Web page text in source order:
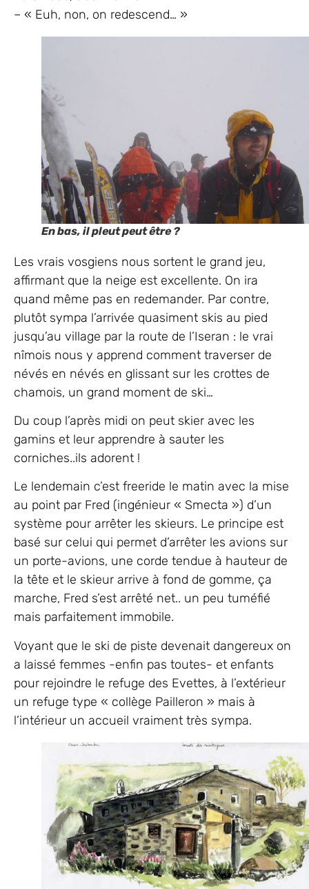
– « Euh, non, on redescend… »
En bas, il pleut peut être ?
Les vrais vosgiens nous sortent le grand jeu,
affirmant que la neige est excellente. On ira
quand même pas en redemander. Par contre,
plutôt sympa l’arrivée quasiment skis au pied
jusqu’au village par la route de l’Iseran : le vrai
nîmois nous y apprend comment traverser de
névés en névés en glissant sur les crottes de
chamois, un grand moment de ski…
Du coup l’après midi on peut skier avec les
gamins et leur apprendre à sauter les
corniches..ils adorent !
Le lendemain c’est freeride le matin avec la mise
au point par Fred (ingénieur « Smecta ») d’un
système pour arrêter les skieurs. Le principe est
basé sur celui qui permet d’arrêter les avions sur
un porte-avions, une corde tendue à hauteur de
la tête et le skieur arrive à fond de gomme, ça
marche, Fred s’est arrêté net.. un peu tuméfié
mais parfaitement immobile.
Voyant que le ski de piste devenait dangereux on
a laissé femmes -enfin pas toutes- et enfants
pour rejoindre le refuge des Evettes, à l’extérieur
un refuge type « collège Pailleron » mais à
l’intérieur un accueil vraiment très sympa.